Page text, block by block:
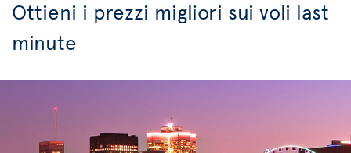
Ottieni i prezzi migliori sui voli last
minute